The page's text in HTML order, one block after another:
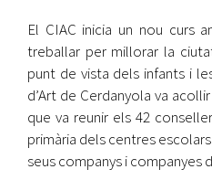
El CIAC inicia un nou curs
treballar per millorar la
punt de vista dels infants i
d’Art de Cerdanyola va
que va reunir els 42
primària dels centres
seus companys i companyes